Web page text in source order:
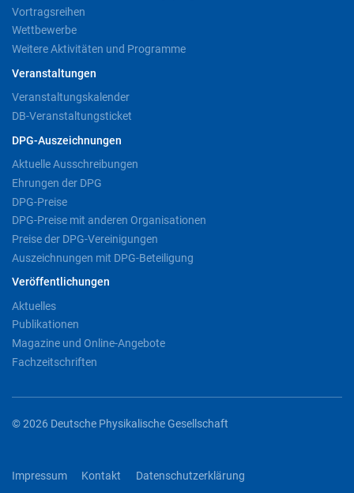
Vortragsreihen
Wettbewerbe
Weitere Aktivitäten und Programme
Veranstaltungen
Veranstaltungskalender
DB-Veranstaltungsticket
DPG-Auszeichnungen
Aktuelle Ausschreibungen
Ehrungen der DPG
DPG-Preise
DPG-Preise mit anderen Organisationen
Preise der DPG-Vereinigungen
Auszeichnungen mit DPG-Beteiligung
Veröffentlichungen
Aktuelles
Publikationen
Magazine und Online-Angebote
Fachzeitschriften
© 2026 Deutsche Physikalische Gesellschaft
Impressum Kontakt Datenschutzerklärung